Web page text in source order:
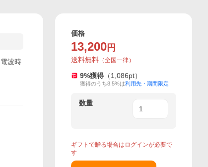
波時
価格
13,200 円
送料無料 （全国一律）
9%獲得 （1,086pt）
獲得のうち8.5%は利用先・期間限定
数量
ギフトで贈る場合はログインが必要で
す